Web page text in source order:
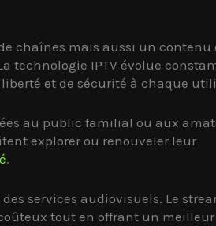
chaînes mais aussi un contenu
technologie IPTV évolue
et de sécurité à chaque
au public familial ou aux
explorer ou renouveler leur
.
services audiovisuels. Le
tout en offrant un